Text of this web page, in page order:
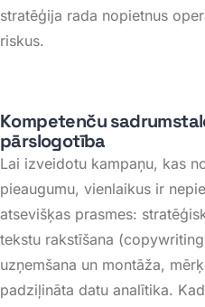
stratēģija rada nopietnus
riskus.
Kompetenču
pārslogotība
Lai izveidotu kampaņu, kas
pieaugumu, vienlaikus ir
atsevišķas prasmes:
tekstu rakstīšana (copywriting
uzņemšana un montāža,
padziļināta datu analītika.